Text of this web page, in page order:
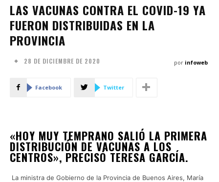
LAS VACUNAS CONTRA EL COVID-19 YA
FUERON DISTRIBUIDAS EN LA
PROVINCIA
28 DE DICIEMBRE DE 2020 por infoweb
Facebook Twitter
«HOY MUY TEMPRANO SALIÓ LA PRIMERA
DISTRIBUCIÓN DE VACUNAS A LOS
CENTROS», PRECISÓ TERESA GARCÍA.
La ministra de Gobierno de la Provincia de Buenos Aires, María